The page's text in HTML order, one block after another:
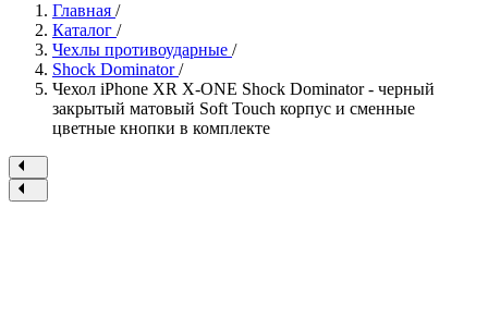
Главная /
Каталог /
Чехлы противоударные /
Shock Dominator/
Чехол iPhone XR X-ONE Shock Dominator - черный
закрытый матовый Soft Touch корпус и сменные
цветные кнопки в комплекте